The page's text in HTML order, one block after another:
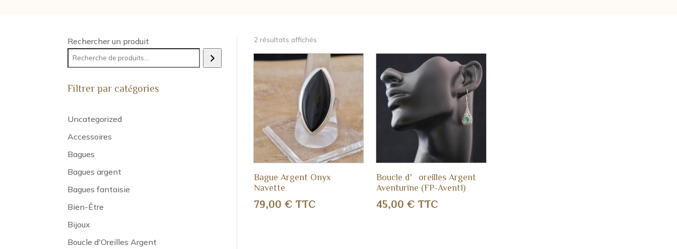
Rechercher un produit
Filtrer par catégories
Uncategorized
Accessoires
Bagues
Bagues argent
Bagues fantaisie
Bien-Être
Bijoux
Boucle d'Oreilles Argent
2 résultats affichés
Bague Argent Onyx
Navette
79,00 € TTC
Boucle d’oreilles Argent
Aventurine (FP-Avent1)
45,00€ TTC